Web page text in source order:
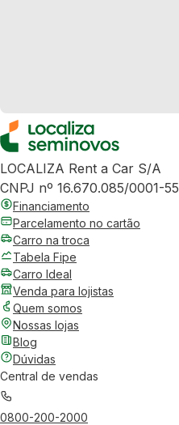
LOCALIZA Rent a Car S/A
CNPJ nº 16.670.085/0001-55
Financiamento
Parcelamento no cartão
Carro na troca
Tabela Fipe
Carro Ideal
Venda para lojistas
Quem somos
Nossas lojas
Blog
Dúvidas
Central de vendas
0800-200-2000